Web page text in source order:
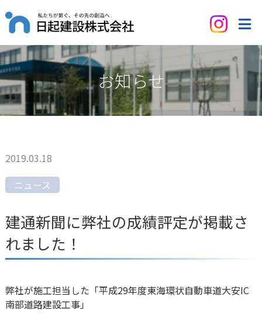
お知らせ
2019.03.18
ニュース
建通新聞に弊社の成績評定が掲載さ
れました！
弊社が施工担当した「平成29年度東海環状自動車道大安IC
南部道路建設工事」